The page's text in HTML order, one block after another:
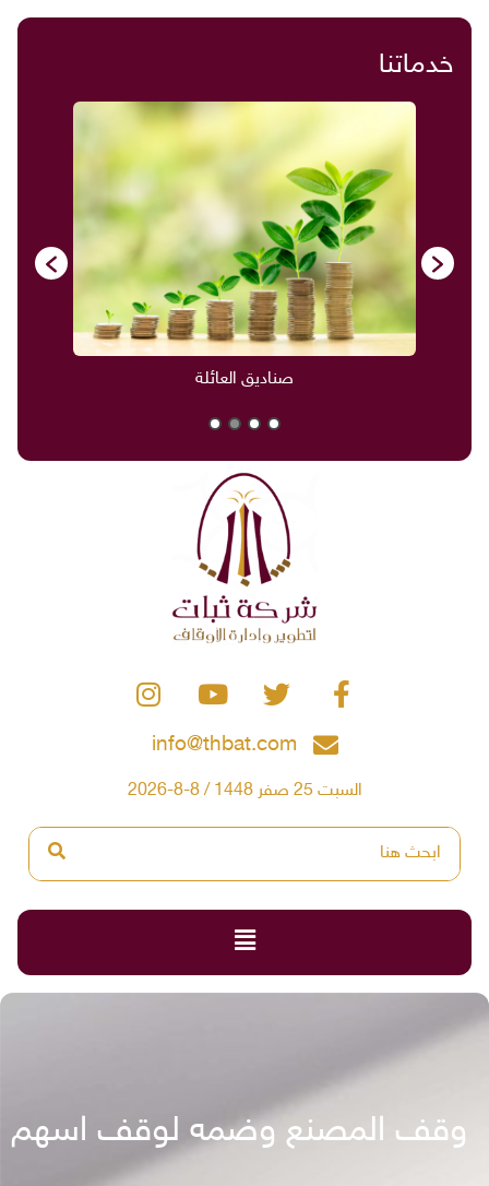
خدماتنا
صناديق العائلة
info@thbat.com
السبت 25 صفر 1448 / 8-8-2026
وقف المصنع وضمه لوقف اسهم